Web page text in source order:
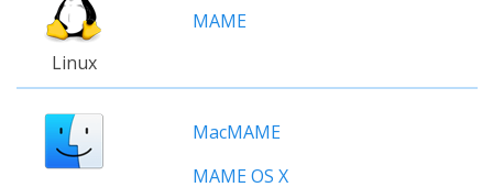
Linux
MAME
MacMAME
MAME OS X